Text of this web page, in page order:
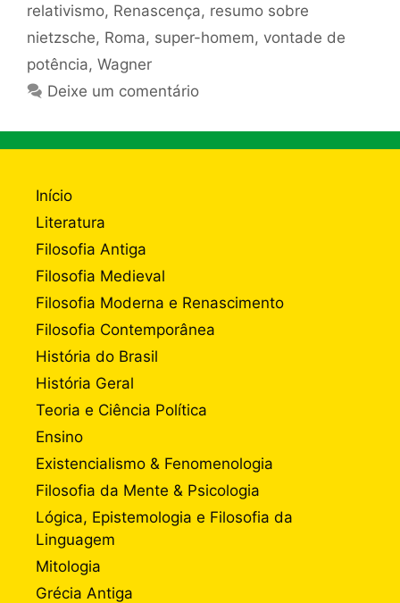
relativismo, Renascença, resumo sobre
nietzsche, Roma, super-homem, vontade de
potência, Wagner
Deixe um comentário
Início
Literatura
Filosofia Antiga
Filosofia Medieval
Filosofia Moderna e Renascimento
Filosofia Contemporânea
História do Brasil
História Geral
Teoria e Ciência Política
Ensino
Existencialismo & Fenomenologia
Filosofia da Mente & Psicologia
Lógica, Epistemologia e Filosofia da
Linguagem
Mitologia
Grécia Antiga